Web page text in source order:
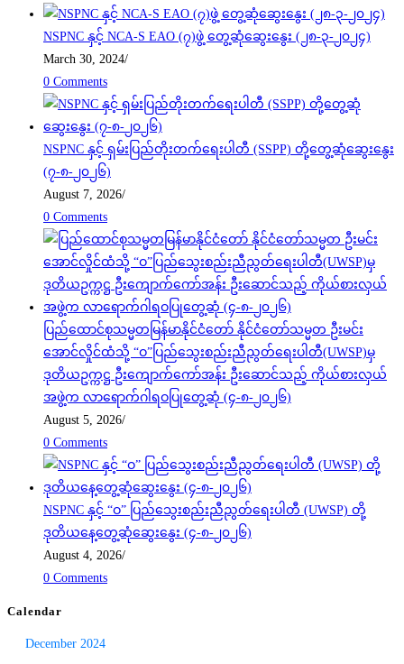
NSPNC နှင့် NCA-S EAO (၇)ဖွဲ့ တွေ့ဆုံဆွေးနွေး (၂၈-၃-၂၀၂၄)
March 30, 2024/
0 Comments
NSPNC နှင့် ရှမ်းပြည်တိုးတက်ရေးပါတီ (SSPP) တို့တွေ့ဆုံဆွေးနွေး
(၇-၈-၂၀၂၆)
August 7, 2026/
0 Comments
ပြည်ထောင်စုသမ္မတမြန်မာနိုင်ငံတော် နိုင်ငံတော်သမ္မတ ဦးမင်း
အောင်လှိုင်ထံသို့ “ဝ”ပြည်သွေးစည်းညီညွတ်ရေးပါတီ(UWSP)မှ
ဒုတိယဥက္ကဋ္ဌ ဦးကျောက်ကော်အန်း ဦးဆောင်သည့် ကိုယ်စားလှယ်
အဖွဲ့က လာရောက်ဂါရဝပြုတွေ့ဆုံ (၄-၈-၂၀၂၆)
August 5, 2026/
0 Comments
NSPNC နှင့် “ဝ” ပြည်သွေးစည်းညီညွတ်ရေးပါတီ (UWSP) တို့
ဒုတိယနေ့တွေ့ဆုံဆွေးနွေး (၄-၈-၂၀၂၆)
August 4, 2026/
0 Comments
Calendar
December 2024